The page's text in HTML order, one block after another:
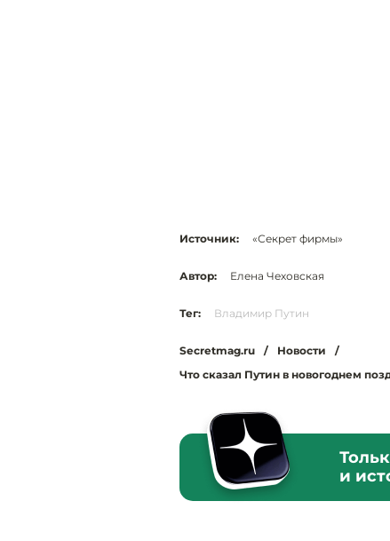
Источник: «Секрет фирмы»
Автор: Елена Чеховская
Тег: Владимир Путин
Secretmag.ru / Новости
/
Что сказал Путин в новогоднем
и